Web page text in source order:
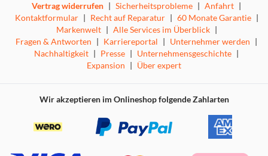
Vertrag widerrufen | Sicherheitsprobleme | Anfahrt |
Kontaktformular | Recht auf Reparatur | 60 Monate Garantie |
Markenwelt | Alle Services im Überblick |
Fragen & Antworten | Karriereportal | Unternehmer werden |
Nachhaltigkeit | Presse | Unternehmensgeschichte |
Expansion | Über expert
Wir akzeptieren im Onlineshop folgende Zahlarten